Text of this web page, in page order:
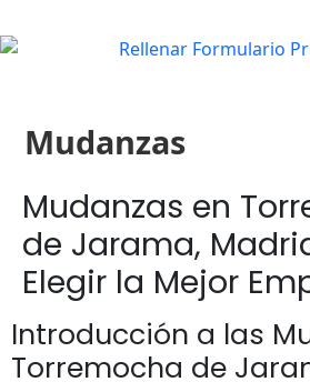
Mudanzas
Mudanzas en
de Jarama,
Elegir la Mejor
Introducción a las
Torremocha de